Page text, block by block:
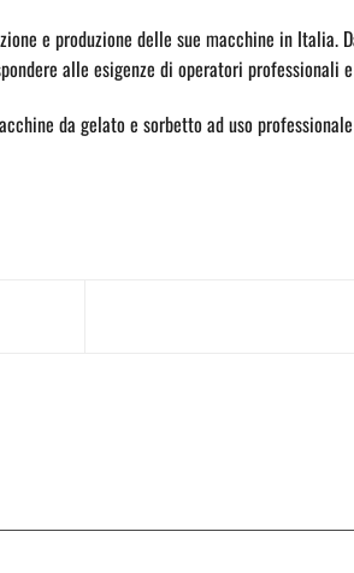
e produzione delle sue macchine in Italia.
alle esigenze di operatori professionali
da gelato e sorbetto ad uso